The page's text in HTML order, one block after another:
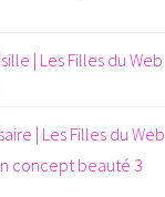
| Les Filles du Web
| Les Filles du Web
concept beauté 3